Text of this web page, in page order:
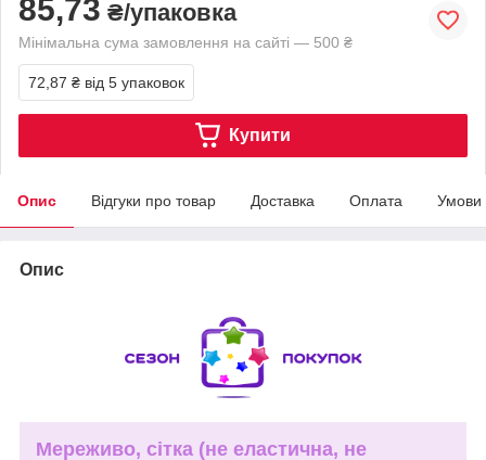
85,73 ₴/упаковка
Мінімальна сума замовлення на сайті — 500 ₴
72,87 ₴ від 5 упаковок
Купити
Опис Відгуки про товар Доставка Оплата Умови
Опис
Мереживо, сітка (не еластична, не